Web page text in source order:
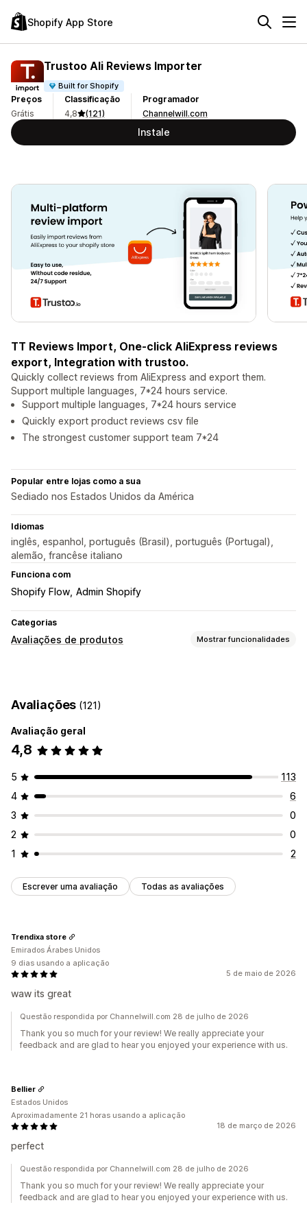
Shopify App Store
Trustoo Ali Reviews Importer
Built for Shopify
Preços
Grátis
Classificação
4,8
(121)
Programador
Channelwill.com
Instale
TT Reviews Import, One-click AliExpress reviews
export, Integration with trustoo.
Quickly collect reviews from AliExpress and export them.
Support multiple languages, 7*24 hours service.
Support multiple languages, 7*24 hours service
Quickly export product reviews csv file
The strongest customer support team 7*24
Popular entre lojas como a sua
Sediado nos Estados Unidos da América
Idiomas
inglês, espanhol, português (Brasil), português (Portugal),
alemão, francêse italiano
Funciona com
Shopify Flow Admin Shopify
Categorias
Avaliações de produtos Mostrar funcionalidades
Formas de recolher avaliações
Importar e exportar
Avaliações (121)
Avaliação geral
4,8
5
113
4
6
3
0
2
0
1
2
Escrever uma avaliação Todas as avaliações
5 de maio de 2026
waw its great
Trendixa store
Emirados Árabes Unidos
9 dias usando a aplicação
Questão respondida por Channelwill.com 28 de julho de 2026
Thank you so much for your review! We really appreciate your
feedback and are glad to hear you enjoyed your experience with us.
18 de março de 2026
perfect
Bellier
Estados Unidos
Aproximadamente 21 horas usando a aplicação
Questão respondida por Channelwill.com 28 de julho de 2026
Thank you so much for your review! We really appreciate your
feedback and are glad to hear you enjoyed your experience with us.